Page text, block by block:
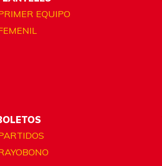
EQUIPO